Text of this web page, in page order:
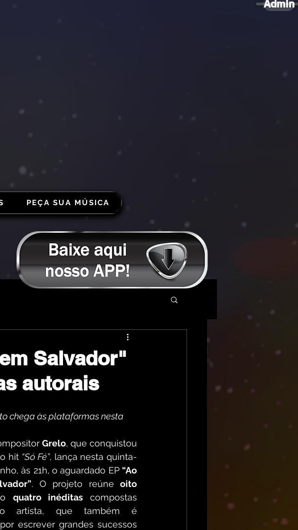
PEÇA SUA MÚSICA
Admin
Salvador"
autorais
chega às plataformas nesta
Grelo, que conquistou
hit “Só Fé”, lança nesta quinta-
às 21h, o aguardado EP “Ao
. O projeto reúne oito
quatro inéditas compostas
artista, que também é
escrever grandes sucessos